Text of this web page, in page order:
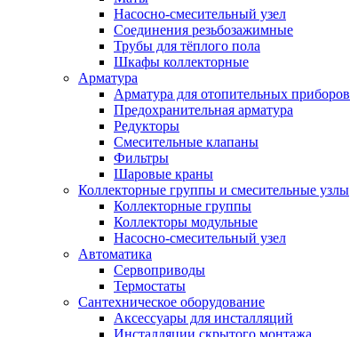
Насосно-смесительный узел
Соединения резьбозажимные
Трубы для тёплого пола
Шкафы коллекторные
Арматура
Арматура для отопительных приборов
Предохранительная арматура
Редукторы
Смесительные клапаны
Фильтры
Шаровые краны
Коллекторные группы и смесительные узлы
Коллекторные группы
Коллекторы модульные
Насосно-смесительный узел
Автоматика
Сервоприводы
Термостаты
Сантехническое оборудование
Аксессуары для инсталляций
Инсталляции скрытого монтажа